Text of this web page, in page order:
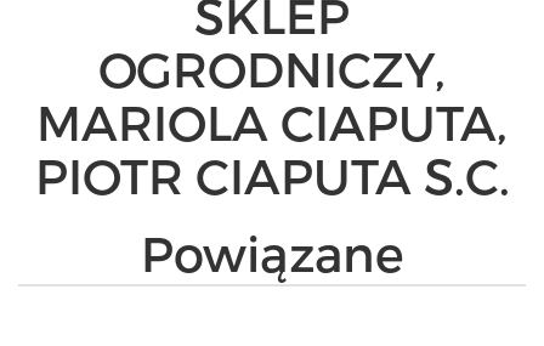
SKLEP
OGRODNICZY,
MARIOLA CIAPUTA,
PIOTR CIAPUTA S.C.
Powiązane